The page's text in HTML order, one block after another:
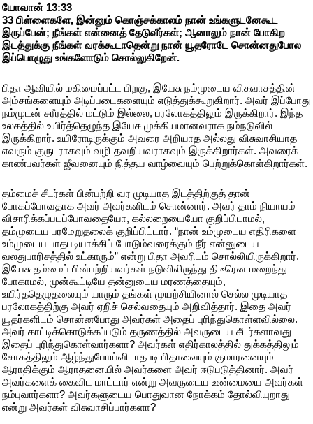
யோவான் 13:33
33 பிள்ளைகளே, இன்னும் கொஞ்சக்காலம் நான் உங்களுடனேகூட
இருப்பேன்; நீங்கள் என்னைத் தேடுவீர்கள்; ஆனாலும் நான் போகிற
இடத்துக்கு நீங்கள் வரக்கூடாதென்று நான் யூதரோடே சொன்னதுபோல
இப்பொழுது உங்களோடும் சொல்லுகிறேன்.
பிதா ஆவியில் மகிமைப்பட்ட பிறகு, இயேசு நம்முடைய விசுவாசத்தின்
அம்சங்களையும் அடிப்படைகளையும் எடுத்துக்கூறுகிறார். அவர் இப்போது
நம்முடன் சரீரத்தில் மட்டும் இல்லை, பரலோகத்திலும் இருக்கிறார். இந்த
உலகத்தில் உயிர்த்தெழுந்த இயேசு முக்கியமானவராக நம்நடுவில்
இருக்கிறார். உயிரோடிருக்கும் அவரை அறியாத அல்லது விசுவாசியாத
எவரும் குருடராகவும் வழி தவறியவராகவும் இருக்கிறார்கள். அவரைக்
காண்பவர்கள் ஜீவனையும் நித்தய வாழ்வையும் பெற்றுக்கொள்கிறார்கள்.
தம்மைச் சீடர்கள் பின்பற்றி வர முடியாத இடத்திற்குத் தான்
போகப்போவதாக அவர் அவர்களிடம் சொன்னார். அவர் தாம் நியாயம்
விசாரிக்கப்படப்போவதையோ, கல்லறையையோ குறிப்பிடாமல்,
தம்முடைய பரமேறுதலைக் குறிப்பிட்டார். “நான் உம்முடைய எதிரிகளை
உம்முடைய பாதபடியாக்கிப் போடும்வரைக்கும் நீர் என்னுடைய
வலதுபாரிசத்தில் உட்காரும்” என்று பிதா அவரிடம் சொல்லியிருக்கிறார்.
இயேசு தம்மைப் பின்பற்றியவர்கள் நடுவிலிருந்து திடீரென மறைந்து
போகாமல், முன்கூட்டியே தன்னுடைய மரணத்தையும்,
உயிர்ததெழுதலையும் யாரும் தங்கள் முயற்சியினால் செல்ல முடியாத
பரலோகத்திற்கு அவர் ஏறிச் செல்வதையும் அறிவித்தார். இதை அவர்
யூதர்களிடம் சொன்னபோது அவர்கள் அதைப் புரிந்துகொள்ளவில்லை.
அவர் காட்டிக்கொடுக்கப்படும் தருணத்தில் அவருடைய சீடர்களாவது
இதைப் புரிந்துகொள்வார்களா? அவர்கள் எதிர்காலத்தில் துக்கத்திலும்
சோகத்திலும் ஆழ்ந்துபோய்விடாதபடி பிதாவையும் குமாரனையும்
ஆராதிக்கும் ஆராதனையில் அவர்களை அவர் ஈடுபடுத்தினார். அவர்
அவர்களைக் கைவிட மாட்டார் என்று அவருடைய உண்மையை அவர்கள்
நம்புவார்களா? அவர்களுடைய பொதுவான நோக்கம் தோல்வியுறாது
என்று அவர்கள் விசுவாசிப்பார்களா?